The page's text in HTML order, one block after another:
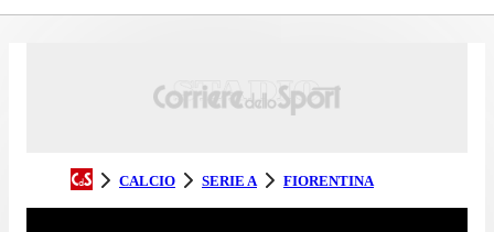
CALCIO SERIE A FIORENTINA